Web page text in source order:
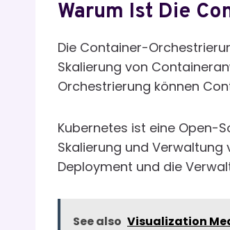
Warum Ist Die
Die Container-
Skalierung von
Orchestrierung können
Kubernetes ist eine Open-
Skalierung und
Deployment und die
See also Visualization